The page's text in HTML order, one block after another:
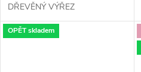
DŘEVĚNÝ VÝŘEZ
OPĚT skladem